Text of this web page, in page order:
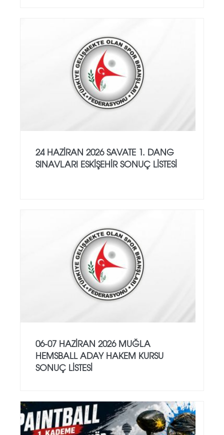
24 HAZİRAN 2026 SAVATE 1. DANG
SINAVLARI ESKİŞEHİR SONUÇ LİSTESİ
06-07 HAZİRAN 2026 MUĞLA
HEMSBALL ADAY HAKEM KURSU
SONUÇ LİSTESİ